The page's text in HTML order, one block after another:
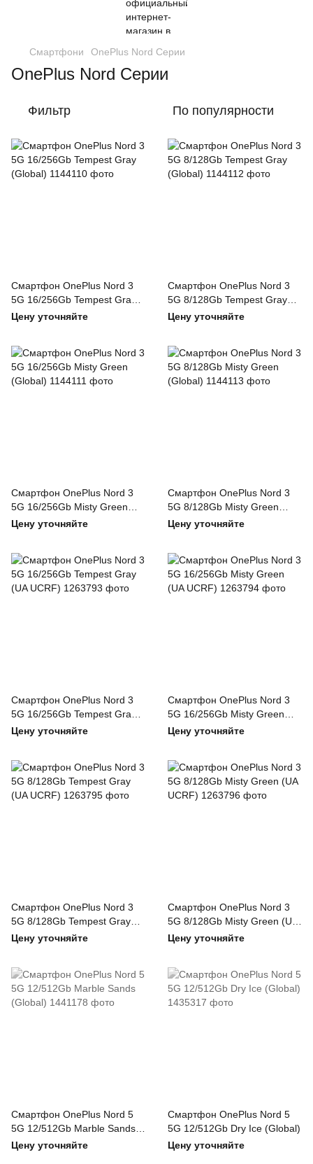
Смартфони OnePlus Nord Серии
OnePlus Nord Серии
Фильтр По популярности
Смартфон OnePlus Nord 3
5G 16/256Gb Tempest Gray
(Global)
Цену уточняйте
Смартфон OnePlus Nord 3
5G 8/128Gb Tempest Gray
(Global)
Цену уточняйте
Смартфон OnePlus Nord 3
5G 16/256Gb Misty Green
(Global)
Цену уточняйте
Смартфон OnePlus Nord 3
5G 8/128Gb Misty Green
(Global)
Цену уточняйте
Смартфон OnePlus Nord 3
5G 16/256Gb Tempest Gray
(UA UCRF)
Цену уточняйте
Смартфон OnePlus Nord 3
5G 16/256Gb Misty Green
(UA UCRF)
Цену уточняйте
Смартфон OnePlus Nord 3
5G 8/128Gb Tempest Gray
(UA UCRF)
Цену уточняйте
Смартфон OnePlus Nord 3
5G 8/128Gb Misty Green (UA
UCRF)
Цену уточняйте
Смартфон OnePlus Nord 5
5G 12/512Gb Marble Sands
(Global)
Цену уточняйте
Смартфон OnePlus Nord 5
5G 12/512Gb Dry Ice (Global)
Цену уточняйте